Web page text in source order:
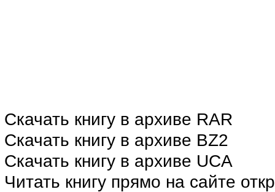
Скачать книгу в архиве RAR
Скачать книгу в архиве BZ2
Скачать книгу в архиве UCA
Читать книгу прямо на сайте